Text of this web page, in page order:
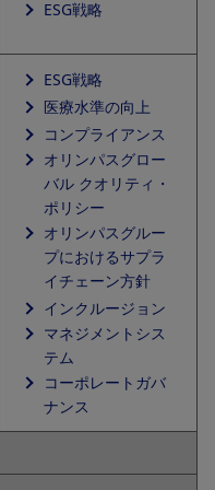
ESG戦略
ESG戦略
医療水準の向上
コンプライアンス
オリンパスグロー
バル クオリティ・
ポリシー
オリンパスグルー
プにおけるサプラ
イチェーン方針
インクルージョン
マネジメントシス
テム
コーポレートガバ
ナンス